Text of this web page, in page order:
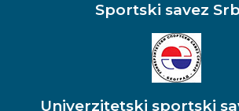
Sportski savez
Univerzitetski sportski